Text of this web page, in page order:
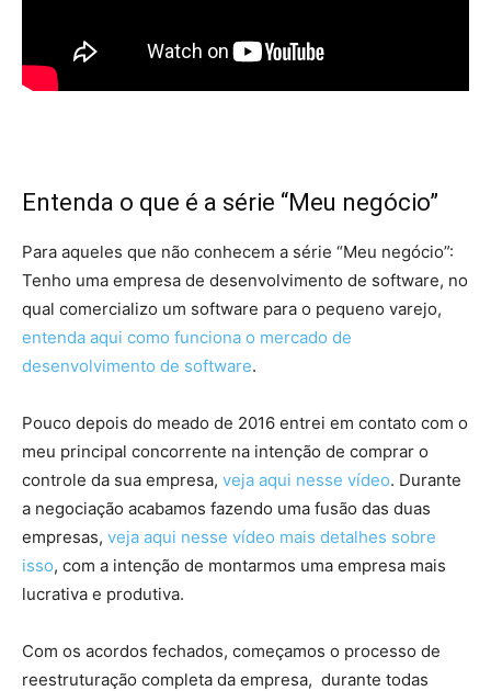
Entenda o que é a série “Meu negócio”
Para aqueles que não conhecem a série “Meu negócio”:
Tenho uma empresa de desenvolvimento de software, no
qual comercializo um software para o pequeno varejo,
entenda aqui como funciona o mercado de
desenvolvimento de software.
Pouco depois do meado de 2016 entrei em contato com o
meu principal concorrente na intenção de comprar o
controle da sua empresa, veja aqui nesse vídeo. Durante
a negociação acabamos fazendo uma fusão das duas
empresas, veja aqui nesse vídeo mais detalhes sobre
isso, com a intenção de montarmos uma empresa mais
lucrativa e produtiva.
Com os acordos fechados, começamos o processo de
reestruturação completa da empresa, durante todas